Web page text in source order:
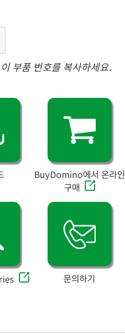
부품 번호를 복사하세요.
BuyDomino에서 온라인
구매
문의하기